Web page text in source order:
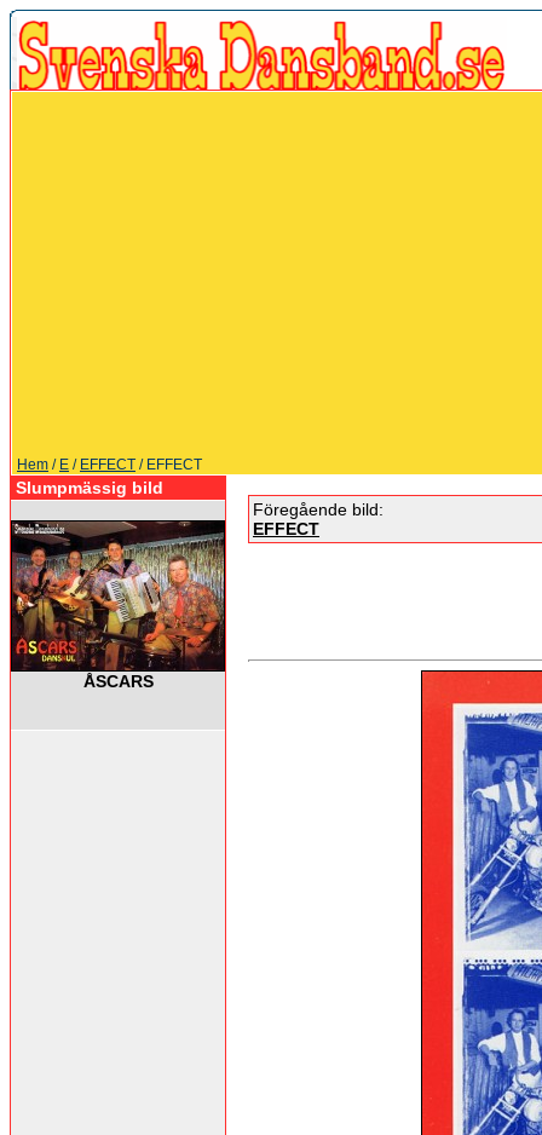
Hem / E / EFFECT / EFFECT
Slumpmässig bild
ÅSCARS
Föregående bild:
EFFECT